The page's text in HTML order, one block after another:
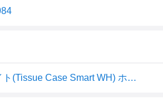
山崎実業｜Yamazaki 7984 スマート ティッシュケース ホワイト(Tissue Case Smart WH) ホワイト